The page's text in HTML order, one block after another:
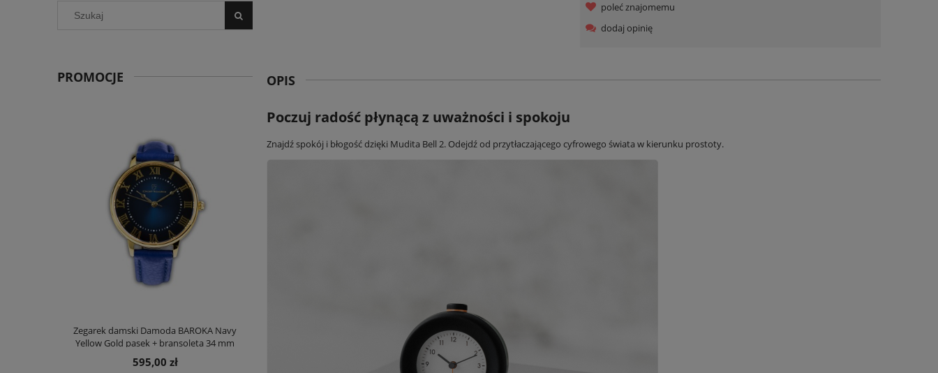
PROMOCJE
Zegarek damski Damoda BAROKA Navy
Yellow Gold pasek + bransoleta 34 mm
595,00 zł
poleć znajomemu
dodaj opinię
OPIS
Poczuj radość płynącą z uważności i spokoju
Znajdź spokój i błogość dzięki Mudita Bell 2. Odejdź od przytłaczającego cyfrowego świata w kierunku prostoty.